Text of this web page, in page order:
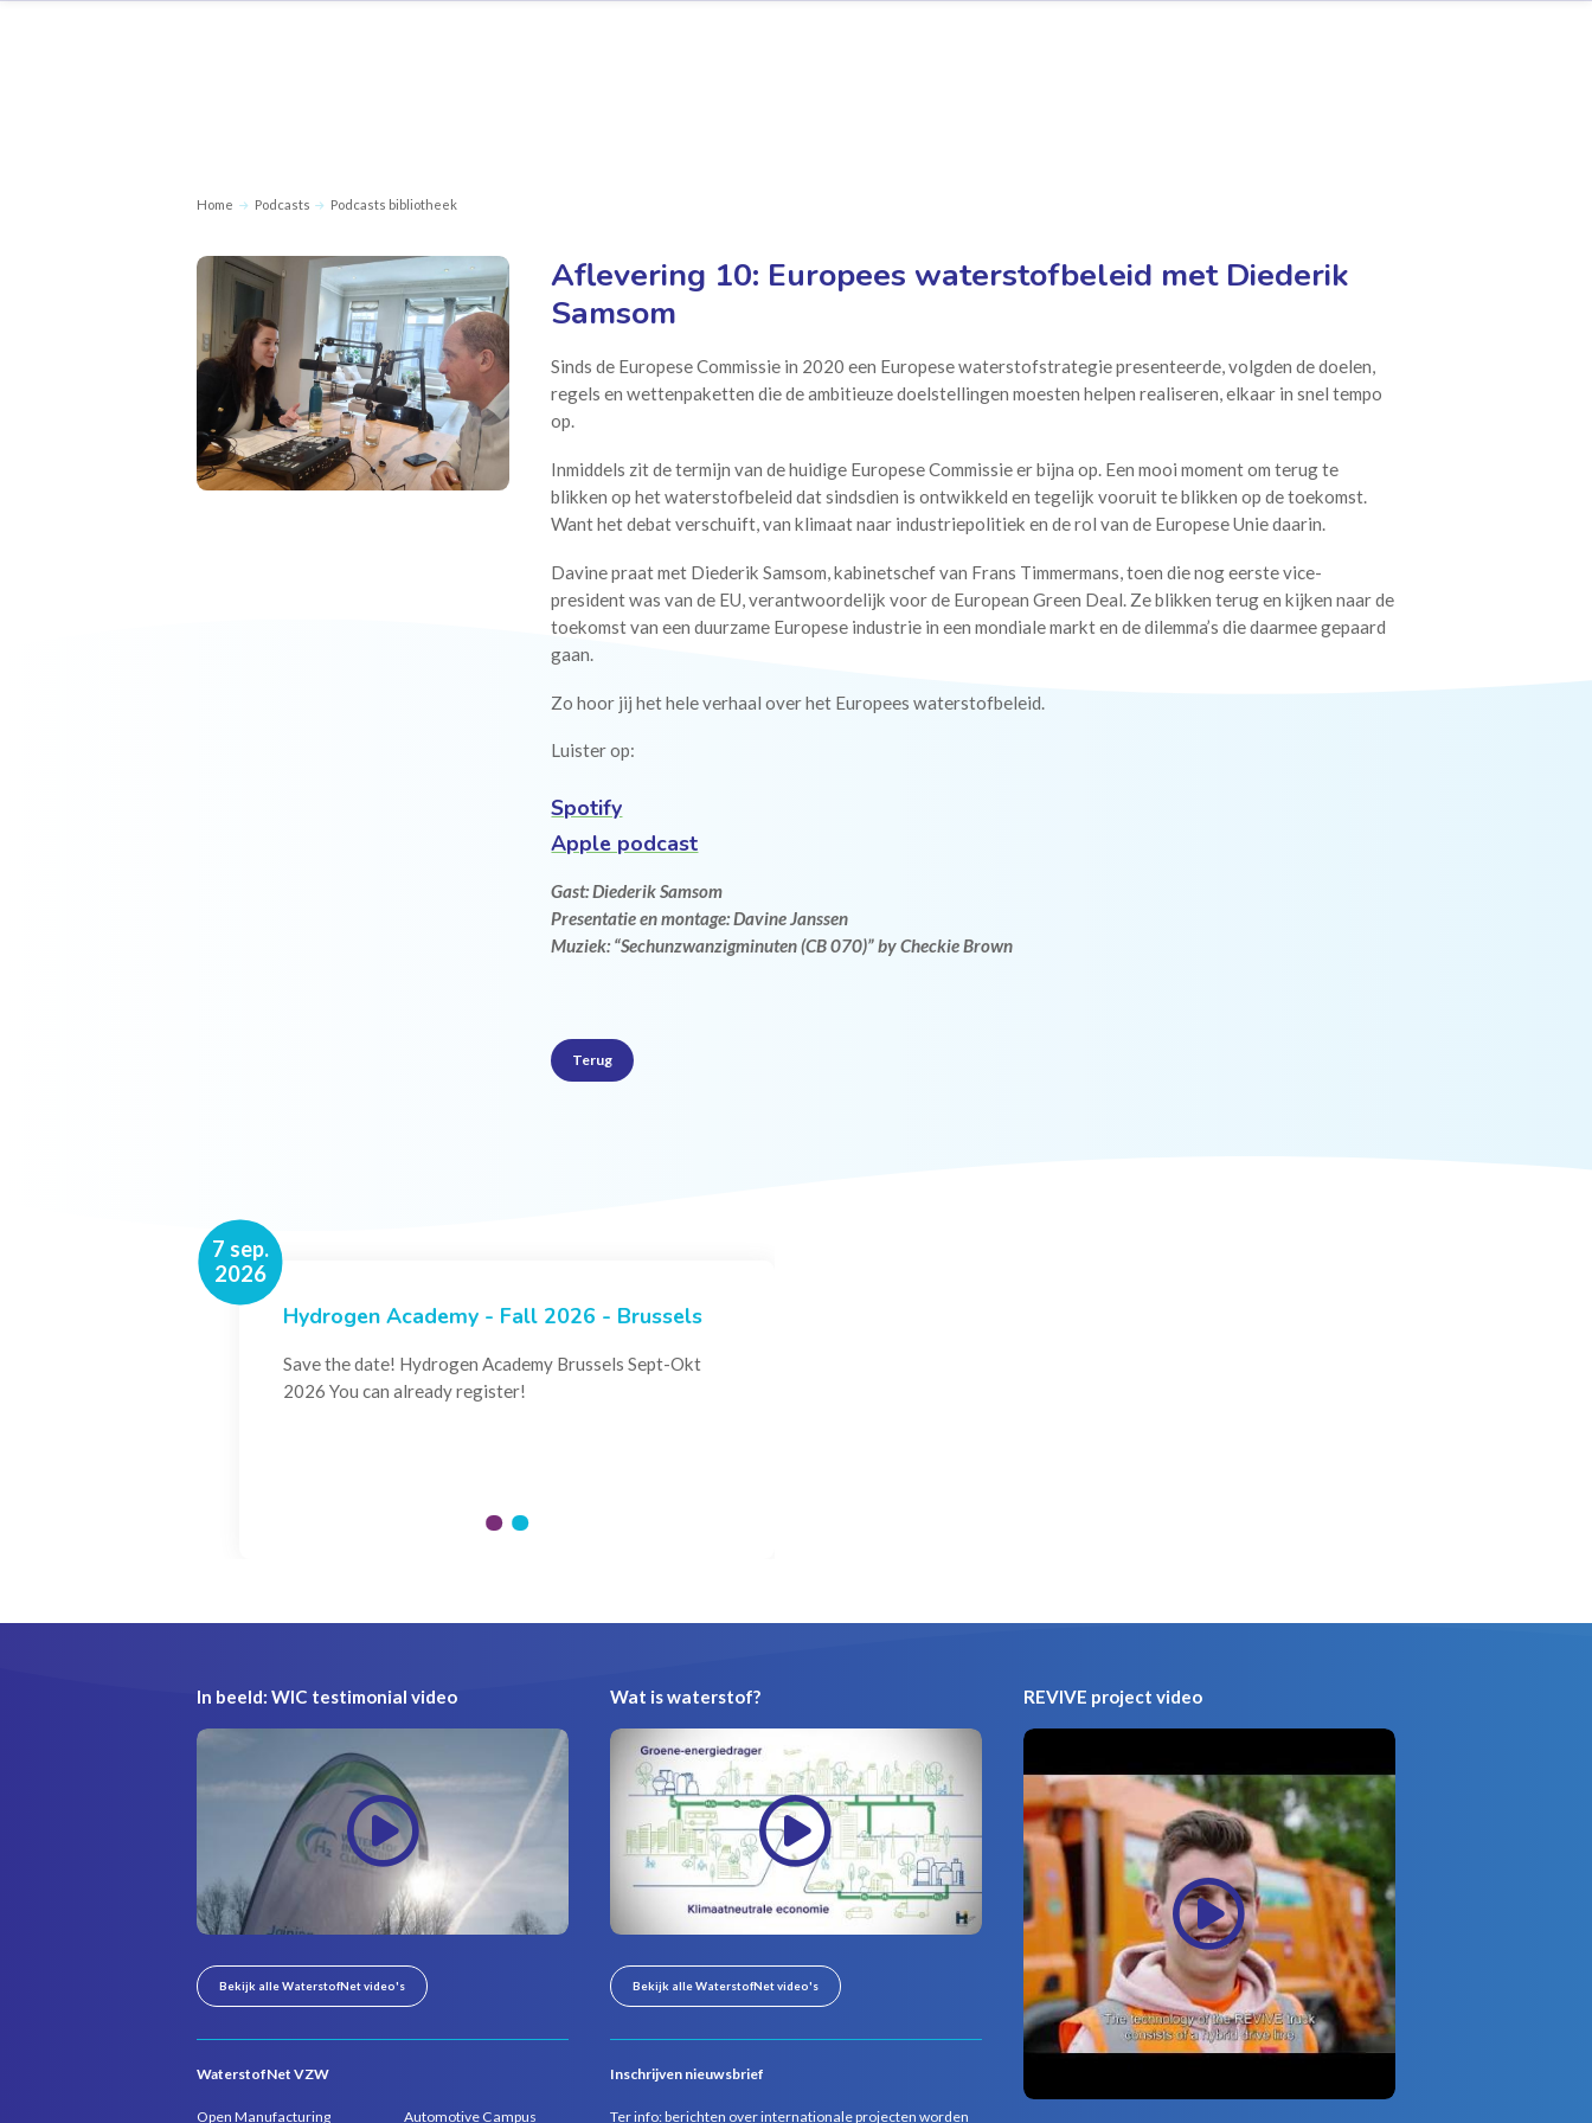
Home Podcasts Podcasts bibliotheek
Aflevering 10: Europees waterstofbeleid met Diederik
Samsom
Sinds de Europese Commissie in 2020 een Europese waterstofstrategie presenteerde, volgden de doelen,
regels en wettenpaketten die de ambitieuze doelstellingen moesten helpen realiseren, elkaar in snel tempo
op.
Inmiddels zit de termijn van de huidige Europese Commissie er bijna op. Een mooi moment om terug te
blikken op het waterstofbeleid dat sindsdien is ontwikkeld en tegelijk vooruit te blikken op de toekomst.
Want het debat verschuift, van klimaat naar industriepolitiek en de rol van de Europese Unie daarin.
Davine praat met Diederik Samsom, kabinetschef van Frans Timmermans, toen die nog eerste vice-
president was van de EU, verantwoordelijk voor de European Green Deal. Ze blikken terug en kijken naar de
toekomst van een duurzame Europese industrie in een mondiale markt en de dilemma’s die daarmee gepaard
gaan.
Zo hoor jij het hele verhaal over het Europees waterstofbeleid.
Luister op:
Spotify
Apple podcast
Gast: Diederik Samsom
Presentatie en montage: Davine Janssen
Muziek: “Sechunzwanzigminuten (CB 070)” by Checkie Brown
Terug
7 sep.
2026
Hydrogen Academy - Fall 2026 - Brussels
Save the date! Hydrogen Academy Brussels Sept-Okt
2026 You can already register!
16 nov.
2026
Events
Conference Belgian Hydrogen Expertise -
Powering International Collaboration
In beeld: WIC testimonial video
Bekijk alle WaterstofNet video's
WaterstofNet VZW
Open Manufacturing Automotive Campus
Wat is waterstof?
Bekijk alle WaterstofNet video's
Inschrijven nieuwsbrief
Ter info: berichten over internationale projecten worden
REVIVE project video